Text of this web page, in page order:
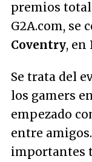
premios
G2A.com, se
Coventry, en
Se trata del
los gamers
empezado
entre
importantes